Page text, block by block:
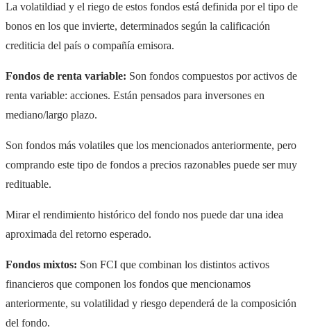
La volatildiad y el riego de estos fondos está definida por el tipo de
bonos en los que invierte, determinados según la calificación
crediticia del país o compañía emisora.
Fondos de renta variable: Son fondos compuestos por activos de
renta variable: acciones. Están pensados para inversones en
mediano/largo plazo.
Son fondos más volatiles que los mencionados anteriormente, pero
comprando este tipo de fondos a precios razonables puede ser muy
redituable.
Mirar el rendimiento histórico del fondo nos puede dar una idea
aproximada del retorno esperado.
Fondos mixtos: Son FCI que combinan los distintos activos
financieros que componen los fondos que mencionamos
anteriormente, su volatilidad y riesgo dependerá de la composición
del fondo.